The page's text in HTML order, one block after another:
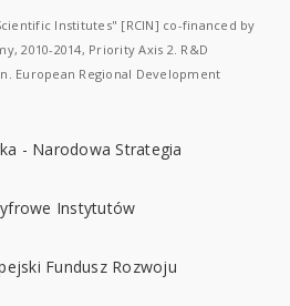
Institutes" [RCIN] co-financed by
2010-2014, Priority Axis 2. R&D
European Regional Development